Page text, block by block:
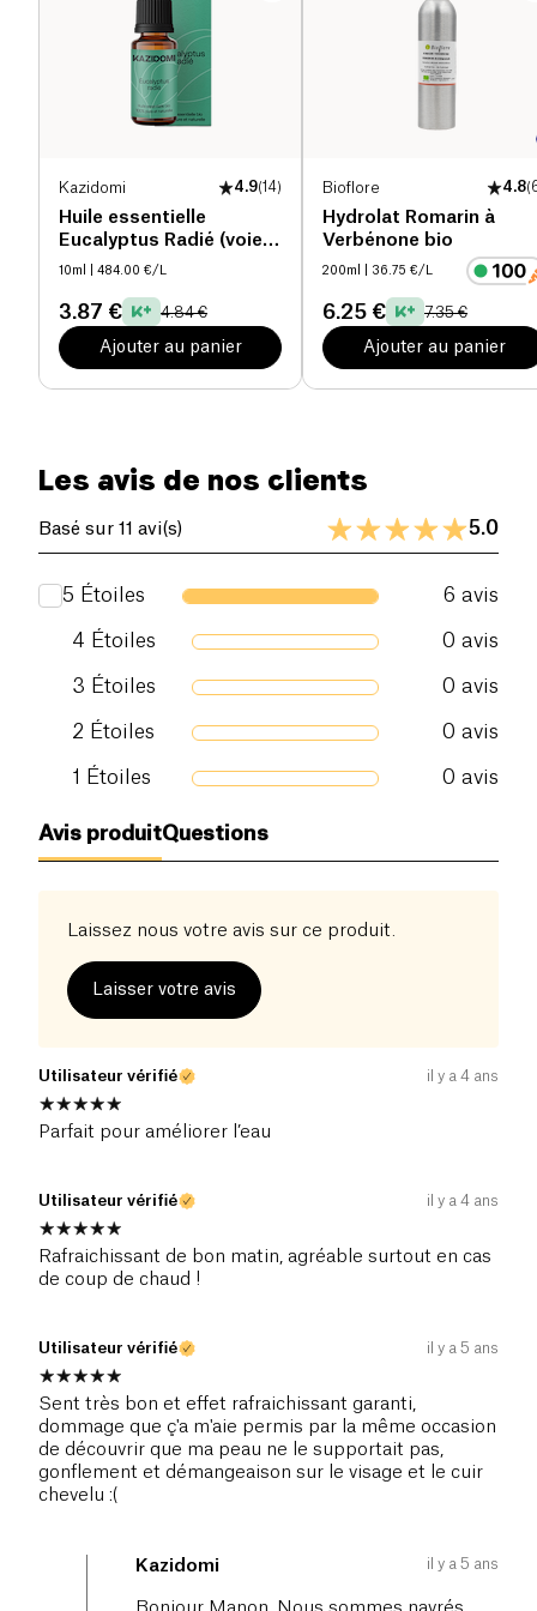
Kazidomi 4.9(14)
Huile essentielle
Eucalyptus Radié (voies
respiratoires) bio
10ml | 484.00 €/L
3.87 € 4.84 €
Ajouter au panier
Bioflore 4.8(
Hydrolat Romarin à
Verbénone bio
200ml | 36.75 €/L
6.25 € 7.35 €
Ajouter au panier
Les avis de nos clients
Basé sur 11 avi(s) 5.0
5 Étoiles 6 avis
4 Étoiles 0 avis
3 Étoiles 0 avis
2 Étoiles 0 avis
1 Étoiles 0 avis
Avis produitQuestions
Laissez nous votre avis sur ce produit.
Laisser votre avis
Utilisateur vérifié il y a 4 ans
Parfait pour améliorer l’eau
Utilisateur vérifié il y a 4 ans
Rafraichissant de bon matin, agréable surtout en cas
de coup de chaud !
Utilisateur vérifié il y a 5 ans
Sent très bon et effet rafraichissant garanti,
dommage que ç'a m'aie permis par la même occasion
de découvrir que ma peau ne le supportait pas,
gonflement et démangeaison sur le visage et le cuir
chevelu :(
Kazidomi il y a 5 ans